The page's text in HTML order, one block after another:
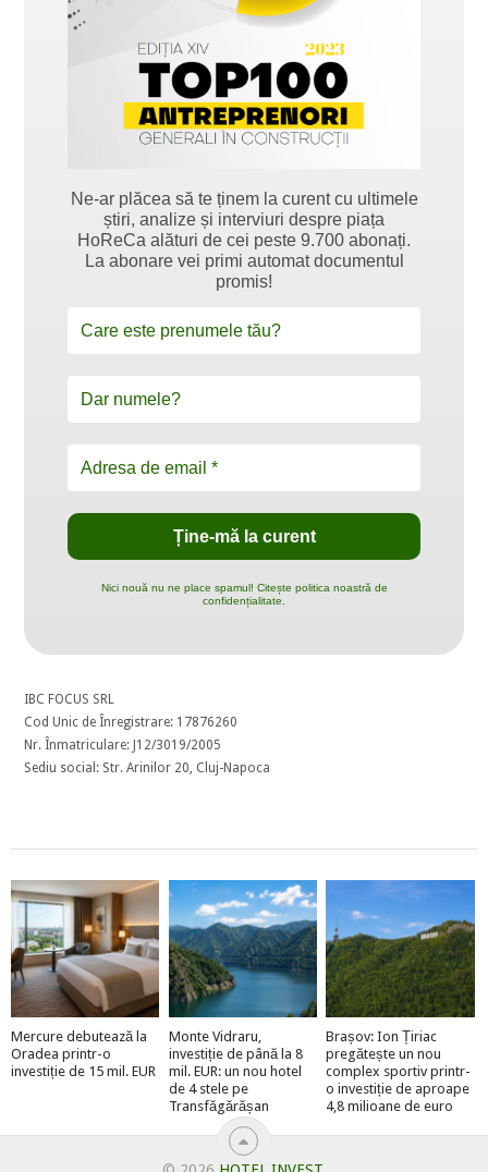
Ne-ar plăcea să te ținem la curent cu ultimele
știri, analize și interviuri despre piața
HoReCa alături de cei peste 9.700 abonați.
La abonare vei primi automat documentul
promis!
Nici nouă nu ne place spamul! Citește politica noastră de
confidențialitate.
IBC FOCUS SRL
Cod Unic de Înregistrare: 17876260
Nr. Înmatriculare: J12/3019/2005
Sediu social: Str. Arinilor 20, Cluj-Napoca
Mercure debutează la
Oradea printr-o
investiție de 15 mil. EUR
Monte Vidraru,
investiție de până la 8
mil. EUR: un nou hotel
de 4 stele pe
Transfăgărășan
Brașov: Ion Țiriac
pregătește un nou
complex sportiv printr-
o investiție de aproape
4,8 milioane de euro